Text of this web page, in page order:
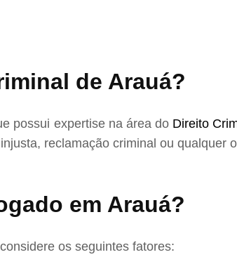
de Arauá?
possui expertise na área do Direito
reclamação criminal ou qualquer
em Arauá?
os seguintes fatores: